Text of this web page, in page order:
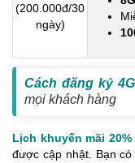
(200.000đ/30
ngày)
Cách đăng ký
mọi khách hàng
Lịch khuyến mãi
được cập nhật. Bạn